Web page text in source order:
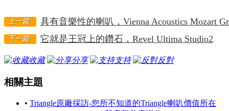
上一篇: 具有音樂性的喇叭，Vienna Acoustics Mozart
下一篇: 它就是王冠上的鑽石，Revel Ultima Studio2
收藏 分享 支持 反對
相關主題
• Triangle原廠採訪-您所不知道的Triangle喇叭價值所在